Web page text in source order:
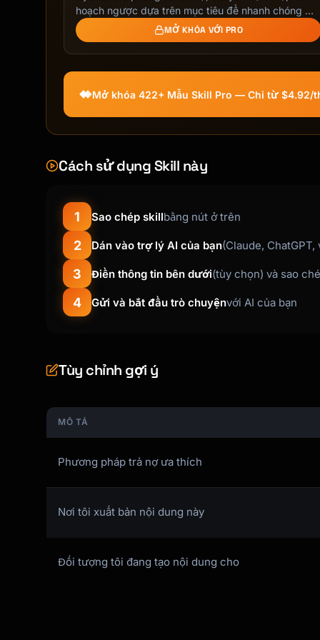
### Interest Calculation
- Daily:\
- Monthly: Balance × (APR/12)
- Higher rate = more expensive debt
## Output Format
```
### Your Debts
| Debt | Balance | APR | Min Payment |
|------|---------|-----|-------------
| [Debt 1] | $X | X% | $X | X months |
| [Debt 2] | $X | X% | $X | X months |
| [Debt 3] | $X | X% | $X | X months |
| **Total** | **$X** | - | **$X** | - |
- Total Debt: $X
- Total Minimum Payments: $X/month
- If paying minimums only: X years to payoff
| Extra/Month | Debt-Free Date | Time Saved
| $100 | [Date] | X months | $X |
hoạch ngược dựa trên mục tiêu để nhanh chóng …
MỞ KHÓA VỚI PRO
Mở khóa 422+ Mẫu Skill Pro — Chỉ từ $4.92/
Cách sử dụng Skill này
1 Sao chép skillbằng nút ở trên
2 Dán vào trợ lý AI của bạn(Claude, ChatGPT,
3 Điền thông tin bên dưới(tùy chọn) và sao
4 Gửi và bắt đầu trò chuyệnvới AI của bạn
Tùy chỉnh gợi ý
MÔ TẢ
Phương pháp trả nợ ưa thích
Nơi tôi xuất bản nội dung này
Đối tượng tôi đang tạo nội dung cho